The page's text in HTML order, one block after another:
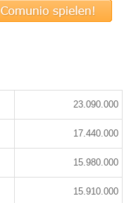
23.090.000
17.440.000
15.980.000
15.910.000